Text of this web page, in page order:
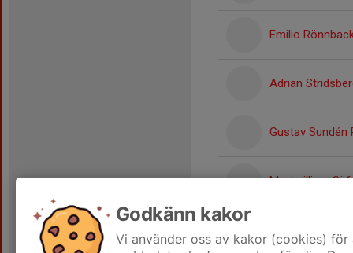
Emilio
Adrian
Gustav Sundén
Maximilliam
Godkänn kakor
Vi använder oss av kakor (cookies)